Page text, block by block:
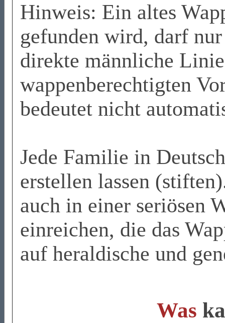
Hinweis: Ein altes
gefunden wird, darf
direkte männliche
wappenberechtigten
bedeutet nicht
Jede Familie in
erstellen lassen
auch in einer seriösen
einreichen, die das
auf heraldische und
Was